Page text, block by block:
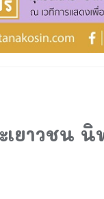
ะเยาวชน